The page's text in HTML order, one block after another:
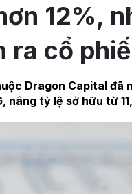
12%,
ra cổ
Dragon Capital đã
nâng tỷ lệ sở hữu từ